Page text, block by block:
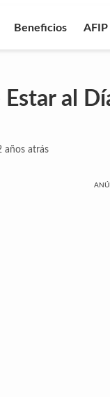
Beneficios AFIP
Estar al
años atrás